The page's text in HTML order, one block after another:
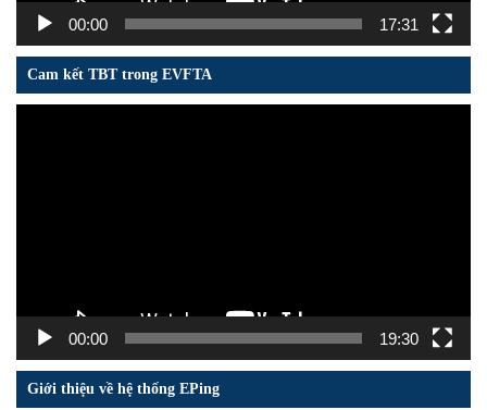
00:00 17:31
Cam kết TBT trong EVFTA
00:00 19:30
Giới thiệu về hệ thống EPing